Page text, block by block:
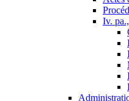
Iv.